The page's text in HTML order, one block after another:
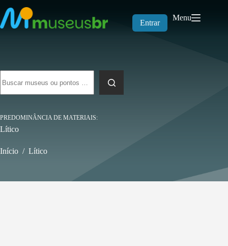
para
o
conteúdo
Entrar
Menu
resultados
PREDOMINÂNCIA DE MATERIAIS
Lítico
Início / Lítico